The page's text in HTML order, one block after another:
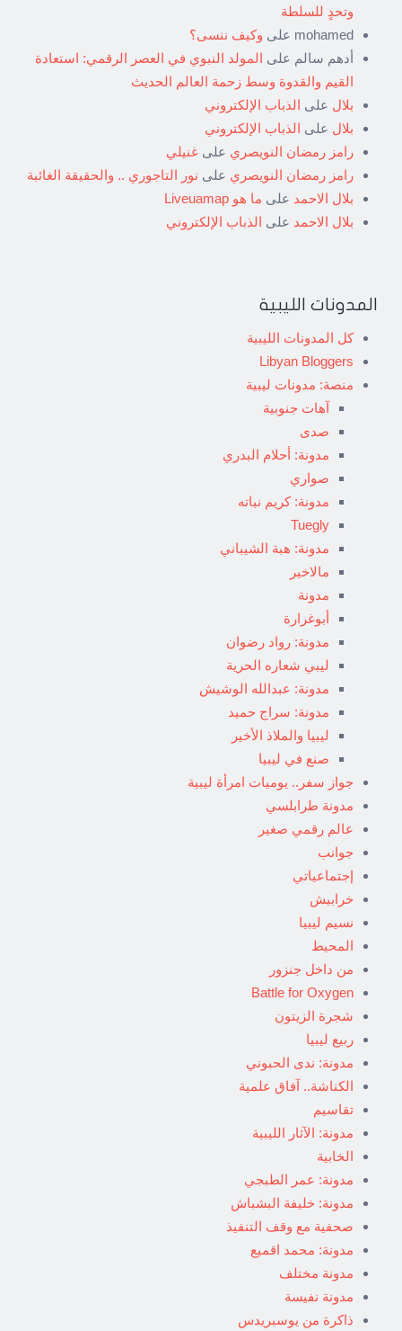
وتحدٍ للسلطة
mohamed على وكيف ننسى؟
أدهم سالم على المولد النبوي في العصر الرقمي: استعادة
القيم والقدوة وسط زحمة العالم الحديث
بلال على الذباب الإلكتروني
بلال على الذباب الإلكتروني
رامز رمضان النويصري على غنيلي
رامز رمضان النويصري على نور التاجوري .. والحقيقة الغائبة
بلال الاحمد على ما هو Liveuamap
بلال الاحمد على الذباب الإلكتروني
المدونات الليبية
كل المدونات الليبية
Libyan Bloggers
منصة: مدونات ليبية
آهات جنوبية
صدى
مدونة: أحلام البدري
صواري
مدونة: كريم نباته
Tuegly
مدونة: هبة الشيباني
مالاخير
مدونة
أبوغرارة
مدونة: رواد رضوان
ليبي شعاره الحرية
مدونة: عبدالله الوشيش
مدونة: سراج حميد
ليبيا والملاذ الأخير
صنع في ليبيا
جواز سفر.. يوميات امرأة ليبية
مدونة طرابلسي
عالم رقمي صغير
جوانب
إجتماعياتي
خرابيش
نسيم ليبيا
المحيط
من داخل جنزور
Battle for Oxygen
شجرة الزيتون
ربيع ليبيا
مدونة: ندى الحبوني
الكناشة.. آفاق علمية
تقاسيم
مدونة: الآثار الليبية
الخابية
مدونة: عمر الطبجي
مدونة: خليفة البشباش
صحفية مع وقف التنفيذ
مدونة: محمد اقميع
مدونة مختلف
مدونة نفيسة
ذاكرة من يوسبريدس